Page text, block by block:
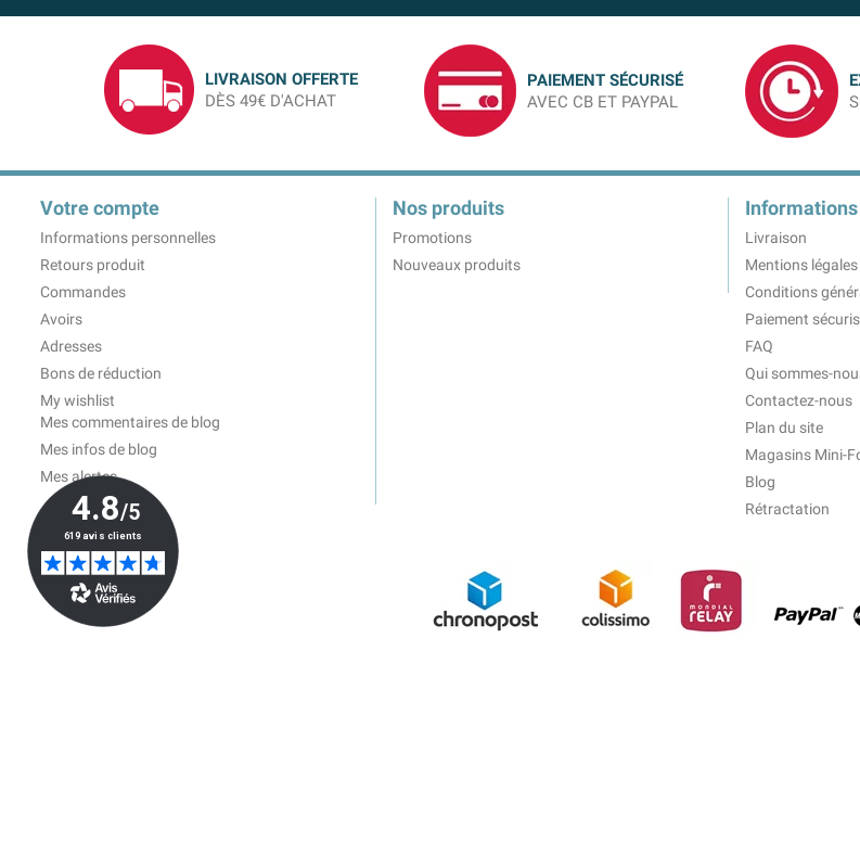
LIVRAISON OFFERTE
DÈS 49€ D'ACHAT
PAIEMENT SÉCURISÉ
AVEC CB ET PAYPAL
Votre compte
Informations personnelles
Retours produit
Commandes
Avoirs
Adresses
Bons de réduction
My wishlist
Mes commentaires de blog
Mes infos de blog
Mes alertes
Nos produits
Promotions
Nouveaux produits
Informations
Livraison
Mentions légales
Conditions
Paiement
FAQ
Qui sommes-
Contactez-nous
Plan du site
Magasins Mini-
Blog
Rétractation